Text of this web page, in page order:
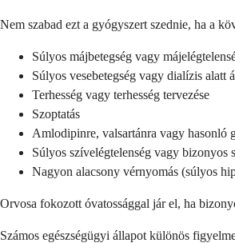
Nem szabad ezt a gyógyszert szednie, ha a
Súlyos májbetegség vagy
Súlyos vesebetegség vagy dialízis alatt
Terhesség vagy terhesség tervezése
Szoptatás
Amlodipinre, valsartánra vagy hasonló
Súlyos szívelégtelenség vagy
Nagyon alacsony vérnyomás (súlyos
Orvosa fokozott óvatossággal jár el, ha
Számos egészségügyi állapot különös